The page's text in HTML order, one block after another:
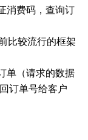
消费码，查询订
比较流行的框架
单（请求的数据
订单号给客户